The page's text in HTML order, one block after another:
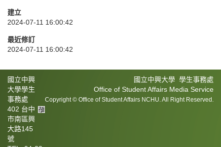
建立
2024-07-11 16:00:42
最近修訂
2024-07-11 16:00:42
國立中興大學 學生事務處
Office of Student Affairs Media Service
Copyright © Office of Student Affairs NCHU. All Right Reserved.
國立中興
大學學生
事務處
402 台中
市南區興
大路145
號